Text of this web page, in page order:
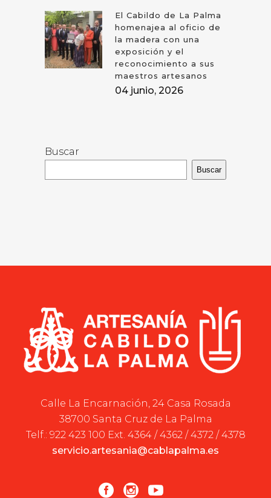
El Cabildo de La Palma
homenajea al oficio de
la madera con una
exposición y el
reconocimiento a sus
maestros artesanos
04 junio, 2026
Buscar
Buscar
Calle La Encarnación, 24 Casa Rosada
38700 Santa Cruz de La Palma
Telf.: 922 423 100 Ext. 4364 / 4362 / 4372 / 4378
servicio.artesania@cablapalma.es